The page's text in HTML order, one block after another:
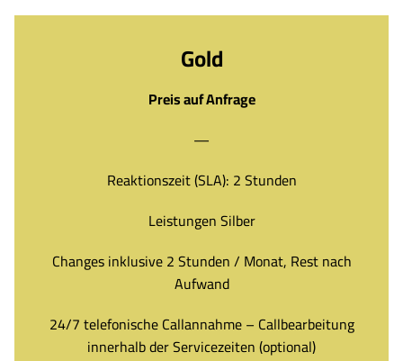
Gold
Preis auf Anfrage
—
Reaktionszeit (SLA): 2 Stunden
Leistungen Silber
Changes inklusive 2 Stunden / Monat, Rest nach
Aufwand
24/7 telefonische Callannahme – Callbearbeitung
innerhalb der Servicezeiten (optional)